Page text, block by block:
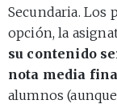
Secundaria. Los
opción, la
su contenido
nota media
alumnos